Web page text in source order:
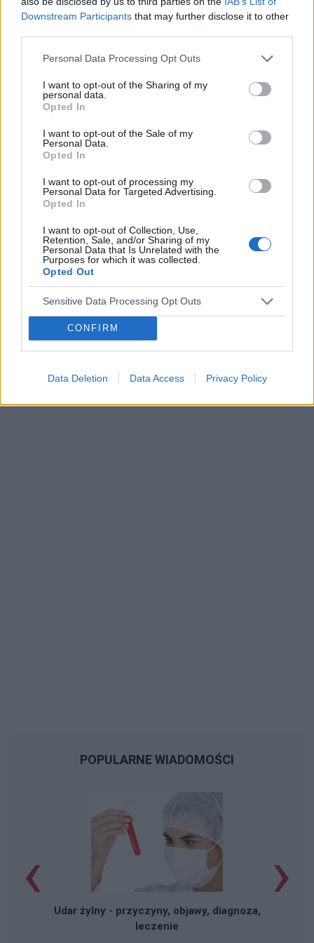
Downstream Participants that may further disclose it to other
Personal Data Processing Opt Outs
I want to opt-out of the Sharing of my
personal data.
Opted In
I want to opt-out of the Sale of my
Personal Data.
Opted In
I want to opt-out of processing my
Personal Data for Targeted Advertising.
Opted In
I want to opt-out of Collection, Use,
Retention, Sale, and/or Sharing of my
Personal Data that Is Unrelated with the
Purposes for which it was collected.
Opted Out
Sensitive Data Processing Opt Outs
CONFIRM
Data Deletion Data Access Privacy Policy
POPULARNE PORADY
Reklama:
POPULARNE WIADOMOŚCI
Udar żylny - przyczyny, objawy, diagnoza,
leczenie
‹ ›